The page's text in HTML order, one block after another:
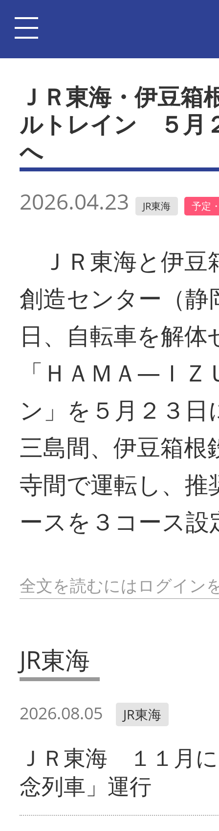
ＪＲ東海・伊豆
ルトレイン ５月
へ
2026.04.23 JR東海 予定
ＪＲ東海と伊豆
創造センター（静
日、自転車を解
「ＨＡＭＡ―Ｉ
ン」を５月２３
三島間、伊豆箱
寺間で運転し、
ースを３コース
全文を読むにはログイン
JR東海
2026.08.05 JR東海
ＪＲ東海 １１月
念列車」運行